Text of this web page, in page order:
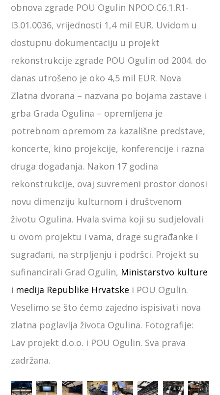
obnova zgrade POU Ogulin NPOO.C6.1.R1-
I3.01.0036, vrijednosti 1,4 mil EUR. Uvidom u
dostupnu dokumentaciju u projekt
rekonstrukcije zgrade POU Ogulin od 2004. do
danas utrošeno je oko 4,5 mil EUR. Nova
Zlatna dvorana – nazvana po bojama zastave i
grba Grada Ogulina – opremljena je
potrebnom opremom za kazališne predstave,
koncerte, kino projekcije, konferencije i razna
druga događanja. Nakon 17 godina
rekonstrukcije, ovaj suvremeni prostor donosi
novu dimenziju kulturnom i društvenom
životu Ogulina. Hvala svima koji su sudjelovali
u ovom projektu i vama, drage sugrađanke i
sugrađani, na strpljenju i podršci. Projekt su
sufinancirali Grad Ogulin, Ministarstvo kulture
i medija Republike Hrvatske i POU Ogulin.
Veselimo se što ćemo zajedno ispisivati nova
zlatna poglavlja života Ogulina. Fotografije:
Lav projekt d.o.o. i POU Ogulin. Sva prava
zadržana.